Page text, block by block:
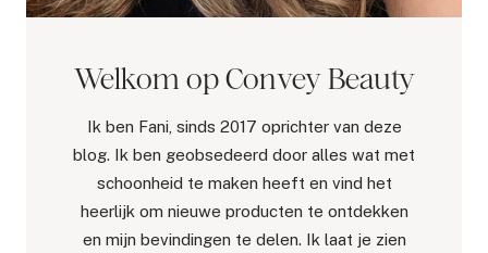
Welkom op Convey Beauty
Ik ben Fani, sinds 2017 oprichter van deze
blog. Ik ben geobsedeerd door alles wat met
schoonheid te maken heeft en vind het
heerlijk om nieuwe producten te ontdekken
en mijn bevindingen te delen. Ik laat je zien